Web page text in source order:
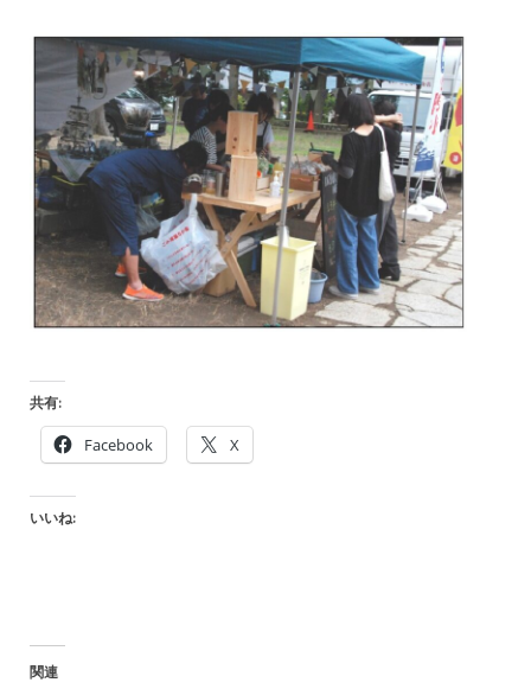
共有:
Facebook X
いいね:
関連